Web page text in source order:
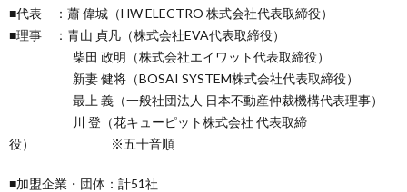
■代表 ：蕭 偉城（HW ELECTRO 株式会社代表取締役）
■理事 ：青山 貞凡（株式会社EVA代表取締役）
柴田 政明（株式会社エイワット代表取締役）
新妻 健将（BOSAI SYSTEM株式会社代表取締役）
最上 義（一般社団法人 日本不動産仲裁機構代表理事）
川 登（花キューピット株式会社 代表取締
役） ※五十音順
■加盟企業・団体：計51社